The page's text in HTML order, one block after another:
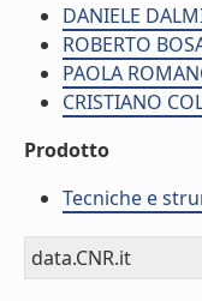
DANIELE
ROBERTO
PAOLA
CRISTIANO
Prodotto
Tecniche e
data.CNR.it